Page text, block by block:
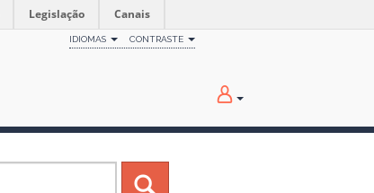
Legislação Canais
IDIOMAS CONTRASTE